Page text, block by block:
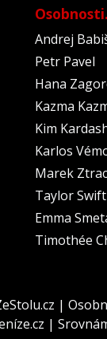
Andrej
Petr Pavel
Hana
Kazma
Kim
Karlos
Marek
Taylor Swift
Emma
Timothée
|
|